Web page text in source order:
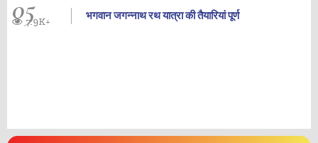
05 भगवान जगन्नाथ रथ यात्रा की तैयारियां पूर्ण
7.9K+